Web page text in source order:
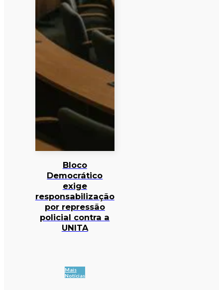
Bloco
Democrático
exige
responsabilização
por repressão
policial contra a
UNITA
Mais
Notícias